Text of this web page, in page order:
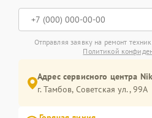
Отправляя заявку на ремонт
Политикой
Адрес сервисного центра
г. Тамбов, Советская ул., 99А